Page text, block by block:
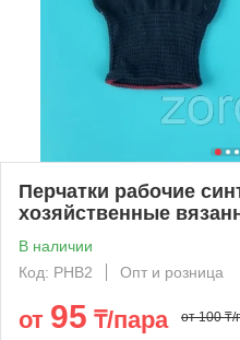
Перчатки рабочие
хозяйственные
В наличии
Код: PHB2
Опт и розница
от 95 ₸/пара от 100 ₸/